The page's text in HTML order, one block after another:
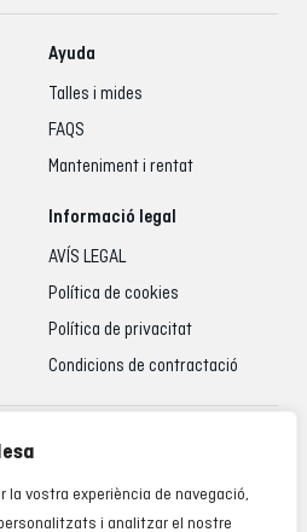
la vostra experiència de navegació,
i analitzar el nostre
Ayuda
Talles i mides
FAQS
Manteniment i rentat
Informació legal
AVÍS LEGAL
Política de cookies
Política de privacitat
Condicions de contractació